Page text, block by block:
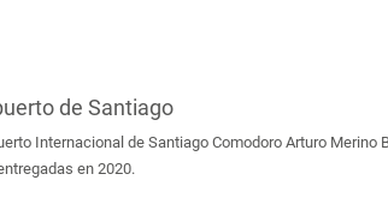
de Santiago
Internacional de Santiago Comodoro Arturo
en 2020.